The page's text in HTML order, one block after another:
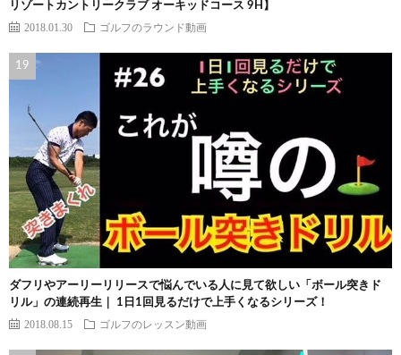
リゾートカントリークラブ オーキッドコース 9H】
2018.01.30 ゴルフのラウンド動画
ダフリやアーリーリリースで悩んでいる人に見て欲しい「ボール突きド
リル」の連続再生｜ 1日1回見るだけで上手くなるシリーズ！
2018.08.15 ゴルフのレッスン動画